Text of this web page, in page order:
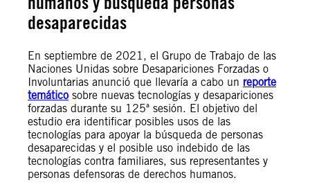
desaparecidas
En septiembre de 2021, el Grupo de Trabajo de las
Naciones Unidas sobre Desapariciones Forzadas o
Involuntarias anunció que llevaría a cabo un reporte
temático sobre nuevas tecnologías y desapariciones
forzadas durante su 125ª sesión. El objetivo del
estudio era identificar posibles usos de las
tecnologías para apoyar la búsqueda de personas
desaparecidas y el posible uso indebido de las
tecnologías contra familiares, sus representantes y
personas defensoras de derechos humanos.